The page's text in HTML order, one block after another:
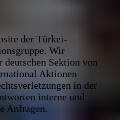
der Türkei-
Wir
Sektion von
Aktionen
in der
interne und
Anfragen.